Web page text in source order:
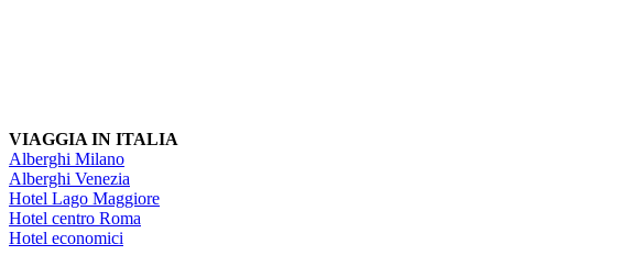
VIAGGIA IN ITALIA
Alberghi Milano
Alberghi Venezia
Hotel Lago Maggiore
Hotel centro Roma
Hotel economici